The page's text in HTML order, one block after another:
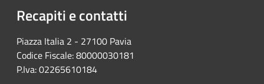
Recapiti e contatti
Piazza Italia 2 - 27100 Pavia
Codice Fiscale: 80000030181
P.Iva: 02265610184